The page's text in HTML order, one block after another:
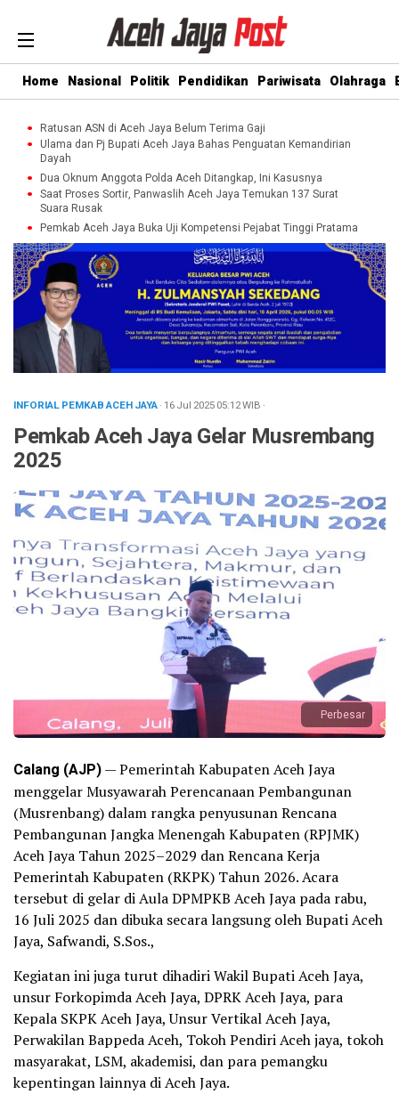
Home Nasional Politik Pendidikan Pariwisata Olahraga
Ratusan ASN di Aceh Jaya Belum Terima Gaji
Ulama dan Pj Bupati Aceh Jaya Bahas Penguatan Kemandirian
Dayah
Dua Oknum Anggota Polda Aceh Ditangkap, Ini Kasusnya
Saat Proses Sortir, Panwaslih Aceh Jaya Temukan 137 Surat
Suara Rusak
Pemkab Aceh Jaya Buka Uji Kompetensi Pejabat Tinggi Pratama
INFORIAL PEMKAB ACEH JAYA· 16 Jul 202505:12WIB ·
Pemkab Aceh Jaya Gelar Musrembang
2025
Perbesar
Calang (AJP)— Pemerintah Kabupaten Aceh Jaya
menggelar Musyawarah Perencanaan Pembangunan
(Musrenbang) dalam rangka penyusunan Rencana
Pembangunan Jangka Menengah Kabupaten (RPJMK)
Aceh Jaya Tahun 2025–2029 dan Rencana Kerja
Pemerintah Kabupaten (RKPK) Tahun 2026. Acara
tersebut di gelar di Aula DPMPKB Aceh Jaya pada rabu,
16 Juli 2025 dan dibuka secara langsung oleh Bupati Aceh
Jaya, Safwandi, S.Sos.,
Kegiatan ini juga turut dihadiri Wakil Bupati Aceh Jaya,
unsur Forkopimda Aceh Jaya, DPRK Aceh Jaya, para
Kepala SKPK Aceh Jaya, Unsur Vertikal Aceh Jaya,
Perwakilan Bappeda Aceh, Tokoh Pendiri Aceh jaya, tokoh
masyarakat, LSM, akademisi, dan para pemangku
kepentingan lainnya di Aceh Jaya.